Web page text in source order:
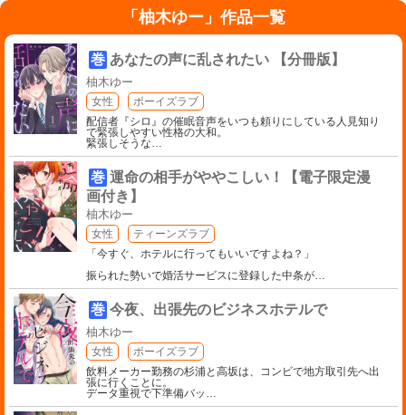
「 柚木ゆー」作品一覧
巻 あなたの声に乱されたい 【分冊版】
柚木ゆー
女性
ボーイズラブ
配信者『シロ』の催眠音声をいつも頼りにしている人見知り
で緊張しやすい性格の大和。
緊張しそうな…
巻 運命の相手がややこしい！【電子限定漫
画付き】
柚木ゆー
女性
ティーンズラブ
「今すぐ、ホテルに行ってもいいですよね？」
振られた勢いで婚活サービスに登録した中条が…
巻 今夜、出張先のビジネスホテルで
柚木ゆー
女性
ボーイズラブ
飲料メーカー勤務の杉浦と高坂は、コンビで地方取引先へ出
張に行くことに。
データ重視で下準備バッ …